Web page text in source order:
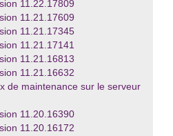
11.22.17809
11.21.17609
11.21.17345
11.21.17141
11.21.16813
11.21.16632
de maintenance sur le serveur
11.20.16390
11.20.16172